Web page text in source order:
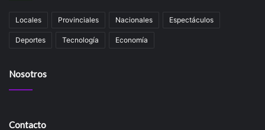
Locales Provinciales Nacionales Espectáculos
Deportes Tecnología Economía
Nosotros
Contacto